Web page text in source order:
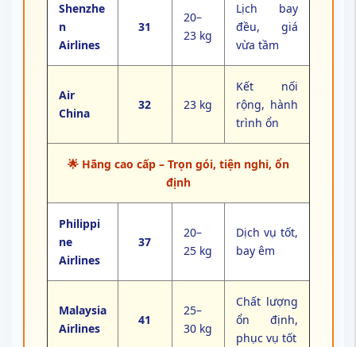
Shenzhe
n
Airlines
31
20–
23 kg
Lịch bay
đều, giá
vừa tầm
Air
China
32 23 kg
Kết nối
rộng, hành
trình ổn
🌟 Hãng cao cấp – Trọn gói, tiện nghi, ổn
định
Philippi
ne
Airlines
37
20–
25 kg
Dịch vụ tốt,
bay êm
Malaysia
Airlines
41
25–
30 kg
Chất lượng
ổn định,
phục vụ tốt